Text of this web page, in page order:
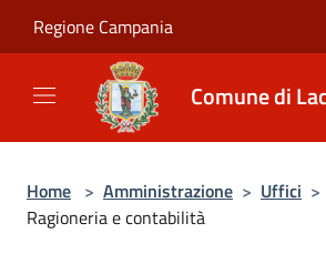
Regione Campania
Comune di
Home > Amministrazione > Uffici >
Ragioneria e contabilità